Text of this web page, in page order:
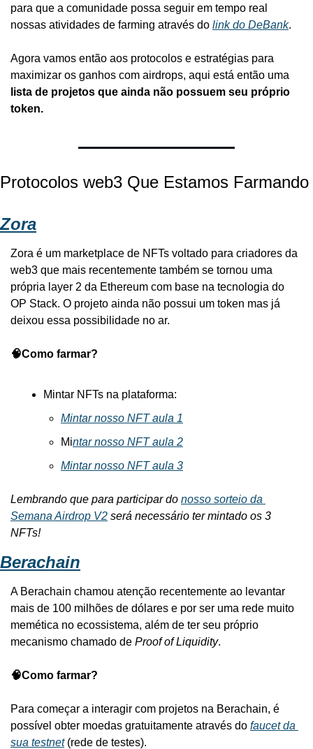
para que a comunidade possa seguir em tempo real
nossas atividades de farming através do link do DeBank.
Agora vamos então aos protocolos e estratégias para
lista de projetos que ainda não possuem seu próprio
token.
Protocolos web3 Que Estamos Farmando
Zora
Zora é um marketplace de NFTs voltado para criadores da
web3 que mais recentemente também se tornou uma
própria layer 2 da Ethereum com base na tecnologia do
OP Stack. O projeto ainda não possui um token mas já
deixou essa possibilidade no ar.
🧠Como farmar?
Mintar NFTs na plataforma:
Mintar nosso NFT aula 1
Mintar nosso NFT aula 2
Mintar nosso NFT aula 3
Lembrando que para participar do nosso sorteio da
Semana Airdrop V2 será necessário ter mintado os 3
NFTs!
Berachain
A Berachain chamou atenção recentemente ao levantar
mais de 100 milhões de dólares e por ser uma rede muito
memética no ecossistema, além de ter seu próprio
mecanismo chamado de Proof of Liquidity.
🧠Como farmar?
Para começar a interagir com projetos na Berachain, é
possível obter moedas gratuitamente através do faucet da
sua testnet (rede de testes).